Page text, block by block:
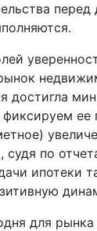
достигла
ее
судя по
ипотеки
для